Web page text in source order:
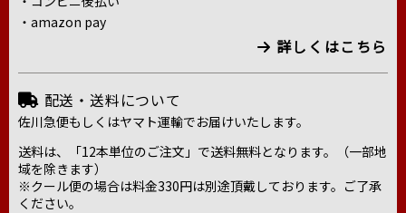
・amazon pay
詳しくはこちら
配送・送料について
佐川急便もしくはヤマト運輸でお届けいたします。
送料は、「12本単位のご注文」で送料無料となります。（一部地
域を除きます）
※クール便の場合は料金330円は別途頂戴しております。ご了承
ください。